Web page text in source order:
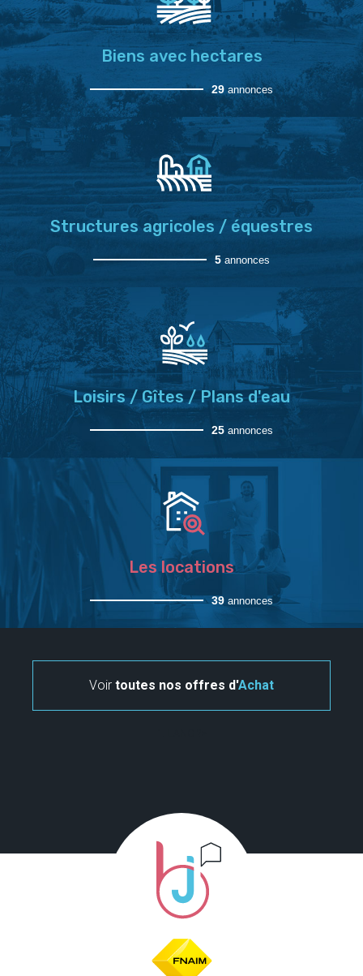
Biens avec hectares
29 annonces
Structures agricoles / équestres
5 annonces
Loisirs / Gîtes / Plans d'eau
25 annonces
Les locations
39 annonces
Voir toutes nos offres d'Achat